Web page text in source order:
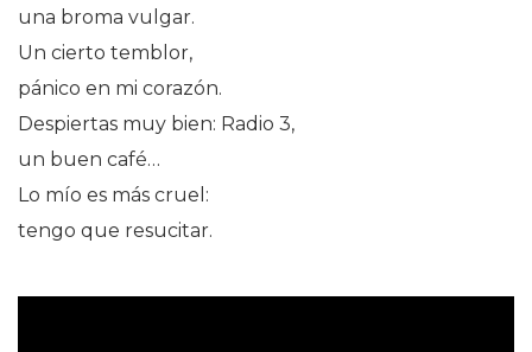
una broma vulgar.
Un cierto temblor,
pánico en mi corazón.
Despiertas muy bien: Radio 3,
un buen café…
Lo mío es más cruel:
tengo que resucitar.